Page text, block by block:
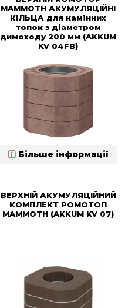
MAMMOTH АКУМУЛЯЦІЙНІ
КІЛЬЦА для камінних
топок з діаметром
димоходу 200 мм (AKKUM
KV 04FB)
Більше інформації
ВЕРХНІЙ АКУМУЛЯЦІЙНИЙ
КОМПЛЕКТ РОМОТОП
MAMMOTH (AKKUM KV 07)